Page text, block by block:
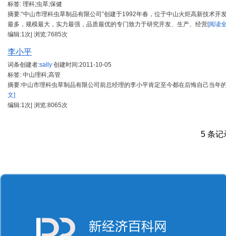
标签: 理科;虫草;保健
摘要:“中山市理科虫草制品有限公司”创建于1992年春，位于中山火炬高新技术
最多，规模最大，实力最强，品质最优的专门致力于研究开发、生产、经营[阅读
编辑:1次| 浏览:7685次
李小平
词条创建者:sally 创建时间:2011-10-05
标签: 中山理科;高管
摘要:中山市理科虫草制品有限公司前总经理的李小平肯定至今都在后悔自己当年
文]
编辑:1次| 浏览:8065次
5 条记